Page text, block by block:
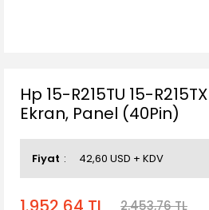
Hp 15-R215TU 15-
Ekran, Panel (40Pin)
Fiyat 42,60 USD + KDV
2.453,76 TL